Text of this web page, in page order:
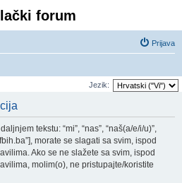
forum
Prijava
Jezik:
tekstu: “mi”, “nas”, “naš(a/e/i/u)”,
morate se slagati sa svim, ispod
Ako se ne slažete sa svim, ispod
molim(o), ne pristupajte/koristite